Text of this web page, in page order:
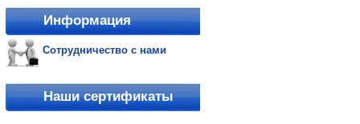
Информация
Сотрудничество с нами
Наши сертификаты